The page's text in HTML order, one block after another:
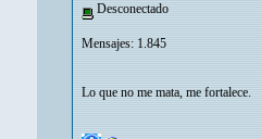
Desconectado
Mensajes: 1.845
Lo que no me mata, me fortalece.